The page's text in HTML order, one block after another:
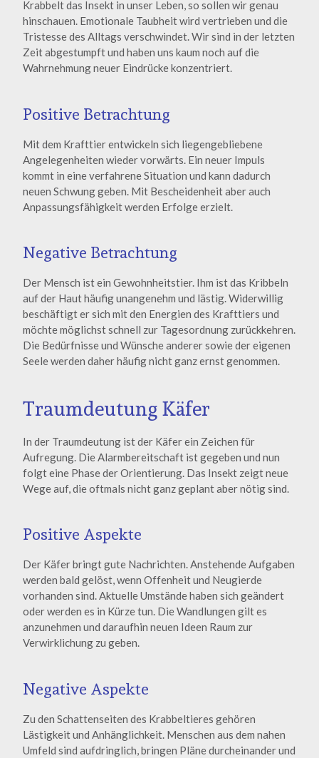
Krabbelt das Insekt in unser Leben, so sollen wir genau
hinschauen. Emotionale Taubheit wird vertrieben und die
Tristesse des Alltags verschwindet. Wir sind in der letzten
Zeit abgestumpft und haben uns kaum noch auf die
Wahrnehmung neuer Eindrücke konzentriert.
Positive Betrachtung
Mit dem Krafttier entwickeln sich liegengebliebene
Angelegenheiten wieder vorwärts. Ein neuer Impuls
kommt in eine verfahrene Situation und kann dadurch
neuen Schwung geben. Mit Bescheidenheit aber auch
Anpassungsfähigkeit werden Erfolge erzielt.
Negative Betrachtung
Der Mensch ist ein Gewohnheitstier. Ihm ist das Kribbeln
auf der Haut häufig unangenehm und lästig. Widerwillig
beschäftigt er sich mit den Energien des Krafttiers und
möchte möglichst schnell zur Tagesordnung zurückkehren.
Die Bedürfnisse und Wünsche anderer sowie der eigenen
Seele werden daher häufig nicht ganz ernst genommen.
Traumdeutung Käfer
In der Traumdeutung ist der Käfer ein Zeichen für
Aufregung. Die Alarmbereitschaft ist gegeben und nun
folgt eine Phase der Orientierung. Das Insekt zeigt neue
Wege auf, die oftmals nicht ganz geplant aber nötig sind.
Positive Aspekte
Der Käfer bringt gute Nachrichten. Anstehende Aufgaben
werden bald gelöst, wenn Offenheit und Neugierde
vorhanden sind. Aktuelle Umstände haben sich geändert
oder werden es in Kürze tun. Die Wandlungen gilt es
anzunehmen und daraufhin neuen Ideen Raum zur
Verwirklichung zu geben.
Negative Aspekte
Zu den Schattenseiten des Krabbeltieres gehören
Lästigkeit und Anhänglichkeit. Menschen aus dem nahen
Umfeld sind aufdringlich, bringen Pläne durcheinander und